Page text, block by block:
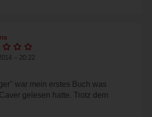
– 20:22
war mein erstes Buch was
gelesen hatte. Trotz dem